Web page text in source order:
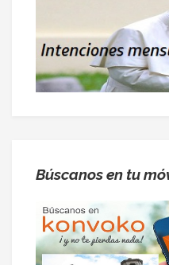
Búscanos en tu